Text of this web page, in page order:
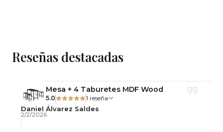
Altura total: 84 cm
Ancho: 38 cm
Profundidad: 37 cm
Reseñas destacadas
Mesa + 4 Taburetes MDF Wood
5.0 1 reseña
Daniel Álvarez Saldes
2/2/2026